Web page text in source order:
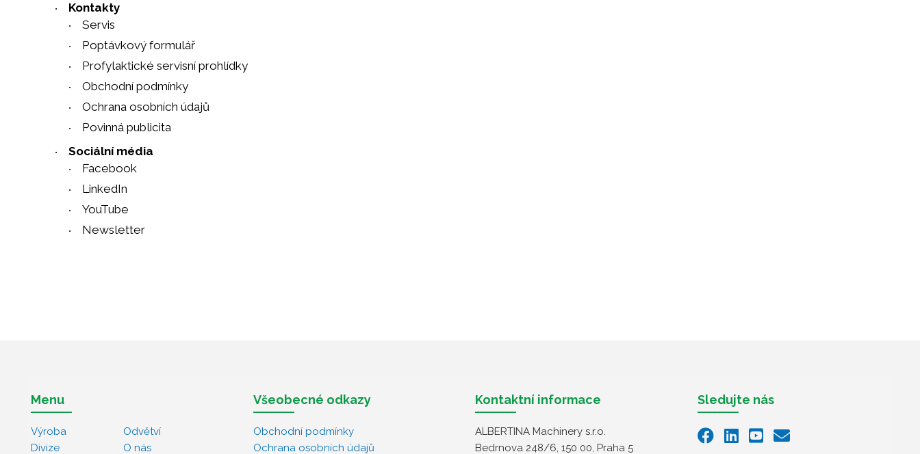
Kontakty
Servis
Poptávkový formulář
Profylaktické servisní prohlídky
Obchodní podmínky
Ochrana osobních údajů
Povinná publicita
Sociální média
Facebook
LinkedIn
YouTube
Newsletter
Menu
Výroba
Odvětví
Divize
O nás
Všeobecné odkazy
Obchodní podmínky
Ochrana osobních údajů
Kontaktní informace
ALBERTINA Machinery s.r.o.
Bedrnova 248/6, 150 00, Praha 5
Sledujte nás